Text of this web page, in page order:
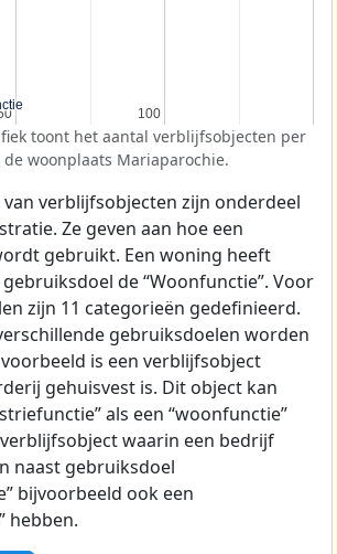
100
100
toont het aantal verblijfsobjecten per
woonplaats Mariaparochie.
verblijfsobjecten zijn onderdeel
Ze geven aan hoe een
gebruikt. Een woning heeft
de “Woonfunctie”. Voor
zijn 11 categorieën gedefinieerd.
gebruiksdoelen worden
is een verblijfsobject
gehuisvest is. Dit object kan
als een “woonfunctie”
waarin een bedrijf
naast gebruiksdoel
bijvoorbeeld ook een
hebben.